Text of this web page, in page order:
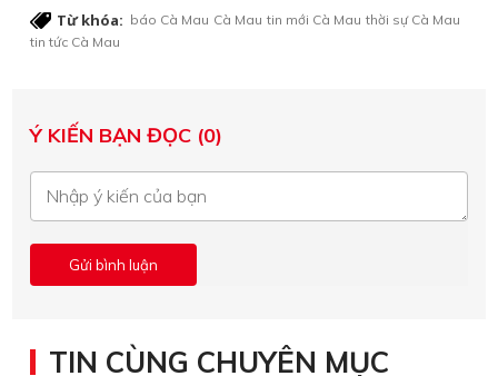
Từ khóa: báo Cà Mau Cà Mau tin mới Cà Mau thời sự Cà Mau
tin tức Cà Mau
Ý KIẾN BẠN ĐỌC (0)
TIN CÙNG CHUYÊN MỤC